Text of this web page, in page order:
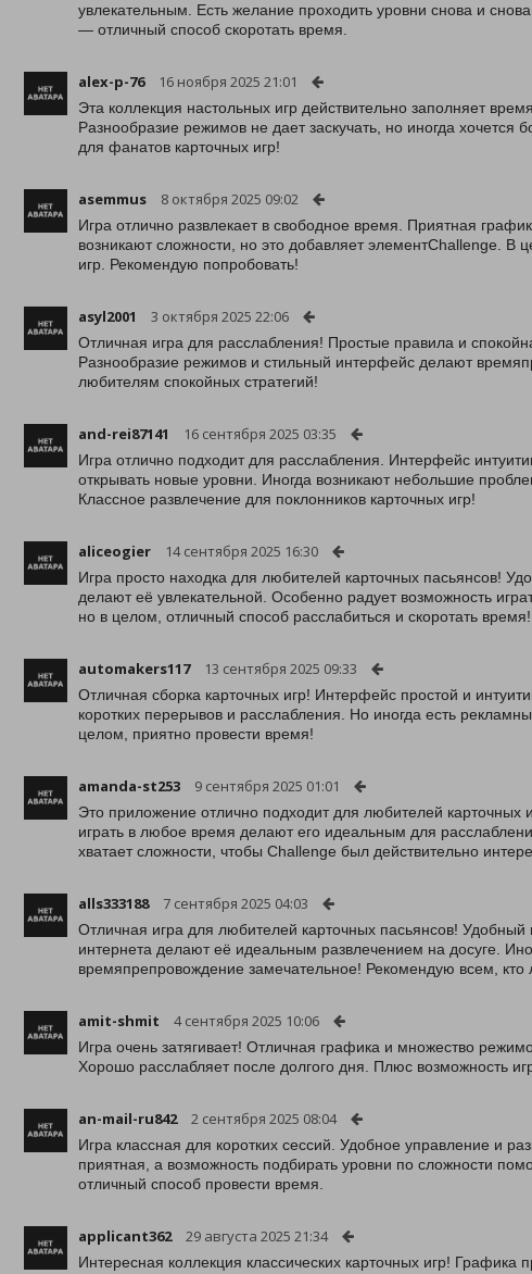
увлекательным. Есть желание проходить уровни снова и
— отличный способ скоротать время.
alex-p-76 16 ноября 2025 21:01
Эта коллекция настольных игр действительно заполняет
Разнообразие режимов не дает заскучать, но иногда
для фанатов карточных игр!
asemmus 8 октября 2025 09:02
Игра отлично развлекает в свободное время. Приятная
возникают сложности, но это добавляет элементChallenge.
игр. Рекомендую попробовать!
asyl2001 3 октября 2025 22:06
Отличная игра для расслабления! Простые правила и
Разнообразие режимов и стильный интерфейс делают
любителям спокойных стратегий!
and-rei87141 16 сентября 2025 03:35
Игра отлично подходит для расслабления. Интерфейс
открывать новые уровни. Иногда возникают небольшие
Классное развлечение для поклонников карточных игр!
aliceogier 14 сентября 2025 16:30
Игра просто находка для любителей карточных пасьянсов!
делают её увлекательной. Особенно радует возможность
но в целом, отличный способ расслабиться и скоротать время!
automakers117 13 сентября 2025 09:33
Отличная сборка карточных игр! Интерфейс простой и
коротких перерывов и расслабления. Но иногда есть
целом, приятно провести время!
amanda-st253 9 сентября 2025 01:01
Это приложение отлично подходит для любителей
играть в любое время делают его идеальным для
хватает сложности, чтобы Challenge был действительно
alls333188 7 сентября 2025 04:03
Отличная игра для любителей карточных пасьянсов!
интернета делают её идеальным развлечением на досуге.
времяпрепровождение замечательное! Рекомендую всем, кто
amit-shmit 4 сентября 2025 10:06
Игра очень затягивает! Отличная графика и множество
Хорошо расслабляет после долгого дня. Плюс возможность
an-mail-ru842 2 сентября 2025 08:04
Игра классная для коротких сессий. Удобное управление и
приятная, а возможность подбирать уровни по сложности
отличный способ провести время.
applicant362 29 августа 2025 21:34
Интересная коллекция классических карточных игр!